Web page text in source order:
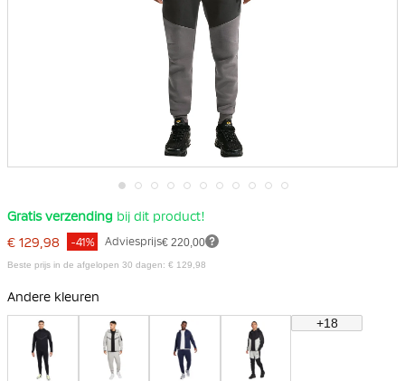
naar
begin
van
gallerij
Gratis verzending bij dit product!
€ 129,98
Adviesprijs€ 220,00
-41%
Beste prijs in de afgelopen 30 dagen: € 129,98
Andere kleuren
+18